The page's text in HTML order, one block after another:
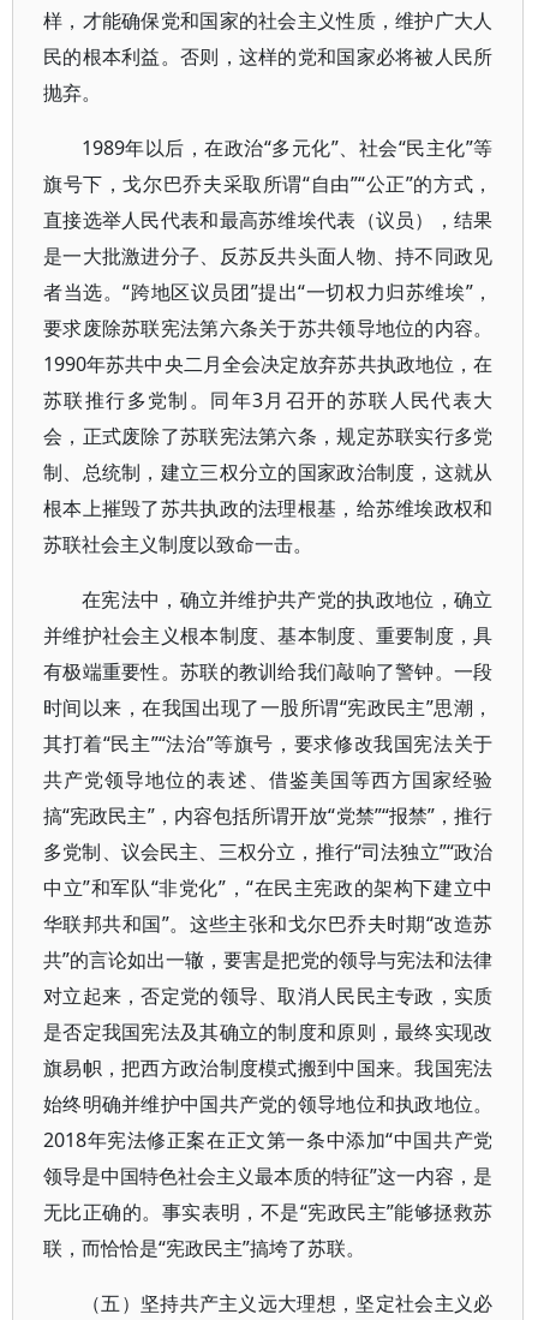
样，才能确保党和国家的社会主义性质，维护广大人
民的根本利益。否则，这样的党和国家必将被人民所
抛弃。
1989年以后，在政治“多元化”、社会“民主化”等
旗号下，戈尔巴乔夫采取所谓“自由”“公正”的方式，
直接选举人民代表和最高苏维埃代表（议员），结果
是一大批激进分子、反苏反共头面人物、持不同政见
者当选。“跨地区议员团”提出“一切权力归苏维埃”，
要求废除苏联宪法第六条关于苏共领导地位的内容。
1990年苏共中央二月全会决定放弃苏共执政地位，在
苏联推行多党制。同年3月召开的苏联人民代表大
会，正式废除了苏联宪法第六条，规定苏联实行多党
制、总统制，建立三权分立的国家政治制度，这就从
根本上摧毁了苏共执政的法理根基，给苏维埃政权和
苏联社会主义制度以致命一击。
在宪法中，确立并维护共产党的执政地位，确立
并维护社会主义根本制度、基本制度、重要制度，具
有极端重要性。苏联的教训给我们敲响了警钟。一段
时间以来，在我国出现了一股所谓“宪政民主”思潮，
其打着“民主”“法治”等旗号，要求修改我国宪法关于
共产党领导地位的表述、借鉴美国等西方国家经验
搞“宪政民主”，内容包括所谓开放“党禁”“报禁”，推行
多党制、议会民主、三权分立，推行“司法独立”“政治
中立”和军队“非党化”，“在民主宪政的架构下建立中
华联邦共和国”。这些主张和戈尔巴乔夫时期“改造苏
共”的言论如出一辙，要害是把党的领导与宪法和法律
对立起来，否定党的领导、取消人民民主专政，实质
是否定我国宪法及其确立的制度和原则，最终实现改
旗易帜，把西方政治制度模式搬到中国来。我国宪法
始终明确并维护中国共产党的领导地位和执政地位。
2018年宪法修正案在正文第一条中添加“中国共产党
领导是中国特色社会主义最本质的特征”这一内容，是
无比正确的。事实表明，不是“宪政民主”能够拯救苏
联，而恰恰是“宪政民主”搞垮了苏联。
（五）坚持共产主义远大理想，坚定社会主义必